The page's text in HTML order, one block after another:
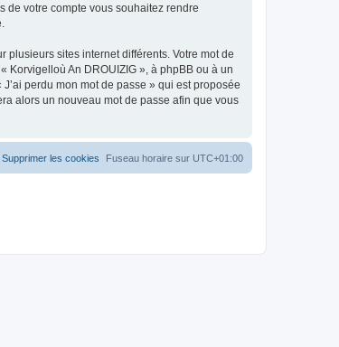
de votre compte vous souhaitez rendre
plusieurs sites internet différents. Votre mot de
Korvigelloù An DROUIZIG », à phpBB ou à un
perdu mon mot de passe » qui est proposée
alors un nouveau mot de passe afin que vous
Fuseau horaire sur UTC+01:00
Supprimer les cookies